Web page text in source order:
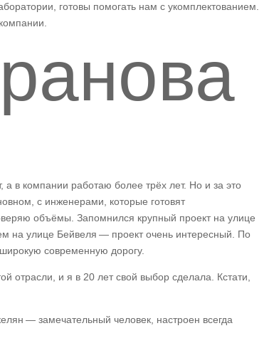
готовы помогать нам с укомплектованием.
в компании работаю более трёх лет. Но и за это
с инженерами, которые готовят
объёмы. Запомнился крупный проект на улице
на улице Бейвеля — проект очень интересный. По
современную дорогу.
отрасли, и я в 20 лет свой выбор сделала. Кстати,
— замечательный человек, настроен всегда